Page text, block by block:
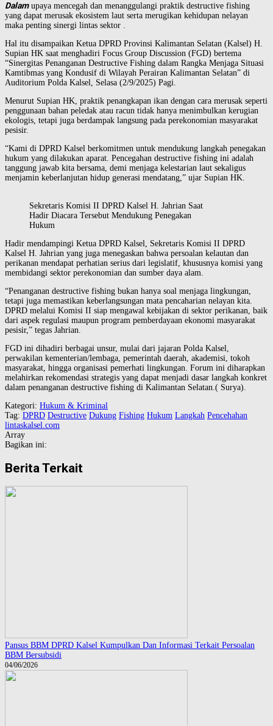
Dalamupaya mencegah dan menanggulangi praktik destructive fishing
yang dapat merusak ekosistem laut serta merugikan kehidupan nelayan
maka penting sinergi lintas sektor .
Hal itu disampaikan Ketua DPRD Provinsi Kalimantan Selatan (Kalsel) H.
Supian HK saat menghadiri Focus Group Discussion (FGD) bertema
“Sinergitas Penanganan Destructive Fishing dalam Rangka Menjaga Situasi
Kamtibmas yang Kondusif di Wilayah Perairan Kalimantan Selatan” di
Auditorium Polda Kalsel, Selasa (2/9/2025) Pagi.
Menurut Supian HK, praktik penangkapan ikan dengan cara merusak seperti
penggunaan bahan peledak atau racun tidak hanya menimbulkan kerugian
ekologis, tetapi juga berdampak langsung pada perekonomian masyarakat
pesisir.
“Kami di DPRD Kalsel berkomitmen untuk mendukung langkah penegakan
hukum yang dilakukan aparat. Pencegahan destructive fishing ini adalah
tanggung jawab kita bersama, demi menjaga kelestarian laut sekaligus
menjamin keberlanjutan hidup generasi mendatang,” ujar Supian HK.
Sekretaris Komisi II DPRD Kalsel H. Jahrian Saat
Hadir Diacara Tersebut Mendukung Penegakan
Hukum
Hadir mendampingi Ketua DPRD Kalsel, Sekretaris Komisi II DPRD
Kalsel H. Jahrian yang juga menegaskan bahwa persoalan kelautan dan
perikanan mendapat perhatian serius dari legislatif, khususnya komisi yang
membidangi sektor perekonomian dan sumber daya alam.
“Penanganan destructive fishing bukan hanya soal menjaga lingkungan,
tetapi juga memastikan keberlangsungan mata pencaharian nelayan kita.
DPRD melalui Komisi II siap mengawal kebijakan di sektor perikanan, baik
dari aspek regulasi maupun program pemberdayaan ekonomi masyarakat
pesisir,” tegas Jahrian.
FGD ini dihadiri berbagai unsur, mulai dari jajaran Polda Kalsel,
perwakilan kementerian/lembaga, pemerintah daerah, akademisi, tokoh
masyarakat, hingga organisasi pemerhati lingkungan. Forum ini diharapkan
melahirkan rekomendasi strategis yang dapat menjadi dasar langkah konkret
dalam penanganan destructive fishing di Kalimantan Selatan.( Surya).
Kategori: Hukum & Kriminal
Tag: DPRD Destructive Dukung Fishing Hukum Langkah Pencehahan
lintaskalsel.com
Array
Bagikan ini:
Berita Terkait
Pansus BBM DPRD Kalsel Kumpulkan Dan Informasi Terkait Persoalan
BBM Bersubsidi
04/06/2026